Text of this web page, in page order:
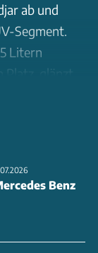
ab und
Segment.
Litern
glänzt
mit 130
Zoll-Displays,
wichtige
Benz